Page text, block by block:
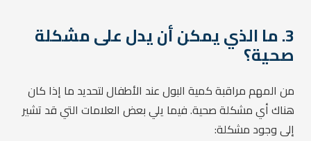
3. ما الذي يمكن أن يدل على مشكلة
صحية؟
من المهم مراقبة كمية البول عند الأطفال لتحديد ما إذا كان
هناك أي مشكلة صحية. فيما يلي بعض العلامات التي قد تشير
إلى وجود مشكلة: